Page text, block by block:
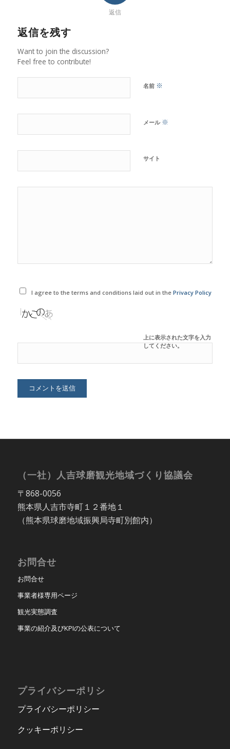
返信
返信を残す
Want to join the discussion?
Feel free to contribute!
名前 ※
メール ※
サイト
I agree to the terms and conditions laid out in thePrivacy Policy
上に表示された文字を入力
してください。
（一社）人吉球磨観光地域づくり協議会
〒868-0056
熊本県人吉市寺町１２番地１
（熊本県球磨地域振興局寺町別館内）
お問合せ
お問合せ
事業者様専用ページ
観光実態調査
事業の紹介及びKPIの公表について
プライバシーポリシ
プライバシーポリシー
クッキーポリシー